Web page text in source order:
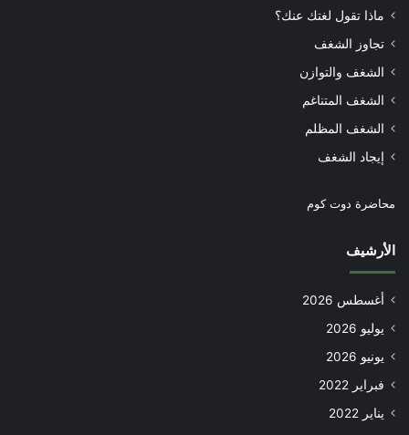
ماذا تقول لغتك عنك؟
تجاوز الشغف
الشغف والتوازن
الشغف المتناغم
الشغف المظلم
إيجاد الشغف
محاضرة دوت كوم
الأرشيف
أغسطس 2026
يوليو 2026
يونيو 2026
فبراير 2022
يناير 2022